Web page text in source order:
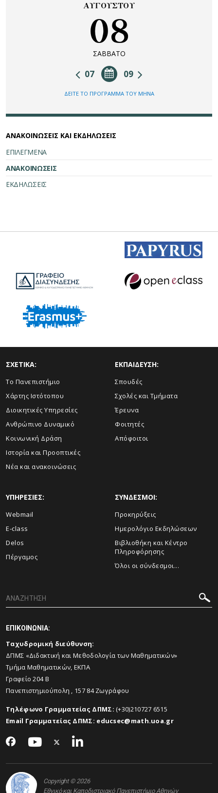
ΑΥΓΟΥΣΤΟΥ
08
ΣΑΒΒΑΤΟ
09
07
ΔΕΙΤΕ ΤΟ ΠΡΟΓΡΑΜΜΑ ΤΟΥ ΜΗΝΑ
ΑΝΑΚΟΙΝΩΣΕΙΣ ΚΑΙ ΕΚΔΗΛΩΣΕΙΣ
ΕΠΙΛΕΓΜΕΝΑ
ΑΝΑΚΟΙΝΩΣΕΙΣ
ΕΚΔΗΛΩΣΕΙΣ
ΣΧΕΤΙΚΑ:
Το Πανεπιστήμιο
Χάρτης Ιστότοπου
Διοικητικές Υπηρεσίες
Ανθρώπινο Δυναμικό
Κοινωνική Δράση
Ιστορία και Προοπτικές
Νέα και ανακοινώσεις
ΕΚΠΑΙΔΕΥΣΗ:
Σπουδές
Σχολές και Τμήματα
Έρευνα
Φοιτητές
Απόφοιτοι
ΥΠΗΡΕΣΙΕΣ:
Webmail
E-class
Delos
Πέργαμος
ΣΥΝΔΕΣΜΟΙ:
Προκηρύξεις
Ημερολόγιο Εκδηλώσεων
Βιβλιοθήκη και Κέντρο
Πληροφόρησης
Όλοι οι σύνδεσμοι...
ΕΠΙΚΟΙΝΩΝΙΑ:
Ταχυδρομική διεύθυνση:
ΔΠΜΣ «Διδακτική και Μεθοδολογία των Μαθηματικών»
Τμήμα Μαθηματικών, ΕΚΠΑ
Γραφείο 204 Β
Πανεπιστημιούπολη , 157 84 Ζωγράφου
Τηλέφωνο Γραμματείας ΔΠΜΣ:(+30)210727 6515
Email Γραμματείας ΔΠΜΣ: educsec@math.uoa.gr
Copyright © 2026
Εθνικό και Καποδιστριακό Πανεπιστήμιο Αθηνών